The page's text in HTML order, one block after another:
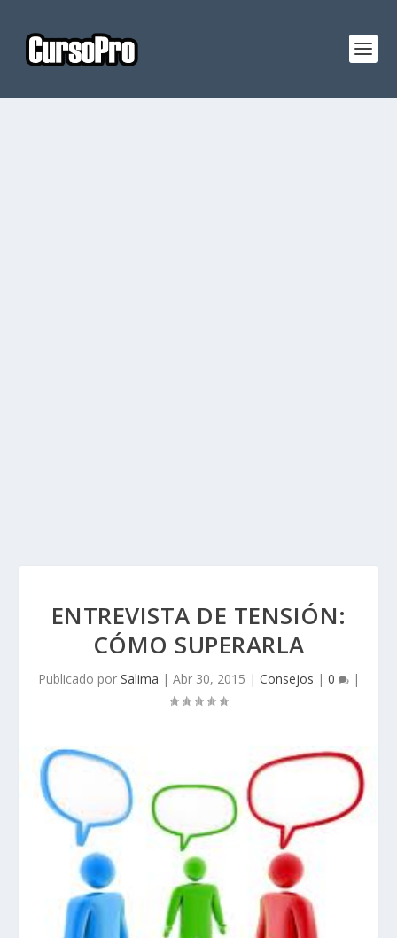
ENTREVISTA DE TENSIÓN:
CÓMO SUPERARLA
Publicado por Salima | Abr 30, 2015 | Consejos | 0 |